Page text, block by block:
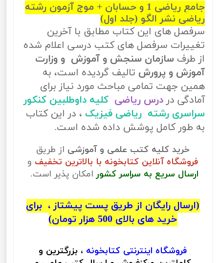
جامع ریاضی 1 و حسابان + موج آزمون رشته
ریاضی نشر الگو (جلد اول)
سرفصل های این کتاب مطابق با آخرین
تغییرات سرفصل های کتب درسی اعلام شده
از طرف سازمان سنجش و آموزش و وزارت
آموزش و پرورش تالیف گردیده است، به
همین جهت تمامی مباحث مورد نیاز برای
آمادگی در درس ریاضی کلیه داوطلبین کنکور
سراسری رشته ریاضی فیزیک ، در این کتاب
به طور کامل پوشش داده شده است.
خرید کلیه کتب علمی و آموزشی از طریق
فروشگاه آنلاین کتابخونه با بالاترین تخفیف و
ارسال سریع به سراسر کشور امکان پذیر است.
(ارسال رایگان از طریق پست پیشتاز ، برای
خرید های بالای 500 هزار تومان)
فروشگاه اینترنتی کتابخونه ، بزرگترین و